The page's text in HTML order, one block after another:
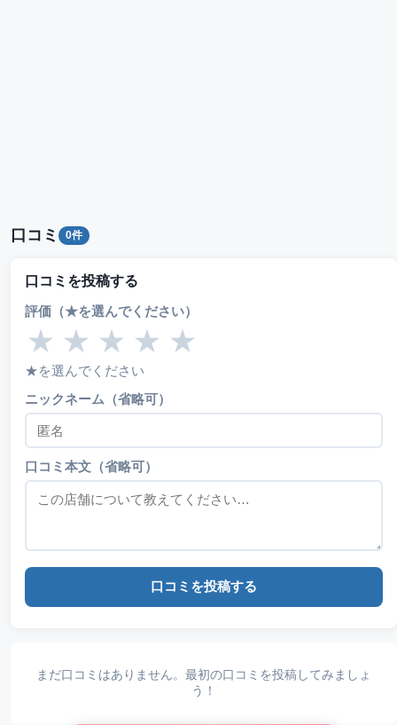
口コミ 0件
口コミを投稿する
評価（★を選んでください）
★ ★ ★ ★ ★
★を選んでください
ニックネーム（省略可）
口コミ本文（省略可）
口コミを投稿する
まだ口コミはありません。最初の口コミを投稿してみましょ
う！